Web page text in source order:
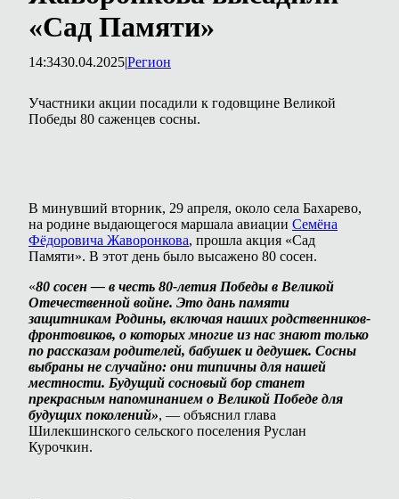
«Сад Памяти»
14:3430.04.2025|Регион
Участники акции посадили к годовщине Великой
Победы 80 саженцев сосны.
В минувший вторник, 29 апреля, около села Бахарево,
на родине выдающегося маршала авиации Семёна
Фёдоровича Жаворонкова, прошла акция «Сад
Памяти». В этот день было высажено 80 сосен.
«80 сосен — в честь 80-летия Победы в Великой
Отечественной войне. Это дань памяти
защитникам Родины, включая наших родственников-
фронтовиков, о которых многие из нас знают только
по рассказам родителей, бабушек и дедушек. Сосны
выбраны не случайно: они типичны для нашей
местности. Будущий сосновый бор станет
прекрасным напоминанием о Великой Победе для
будущих поколений», — объяснил глава
Шилекшинского сельского поселения Руслан
Курочкин.